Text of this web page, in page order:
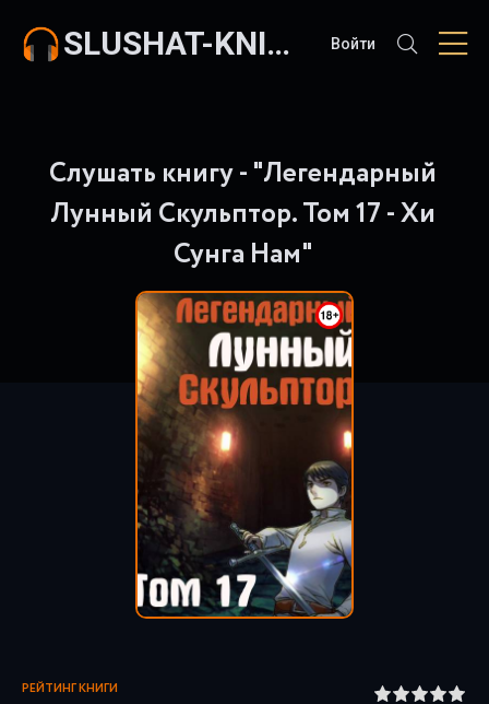
SLUSHAT-KNIGI.COM Войти
Слушать книгу - "Легендарный
Лунный Скульптор. Том 17 - Хи
Сунга Нам"
РЕЙТИНГ КНИГИ